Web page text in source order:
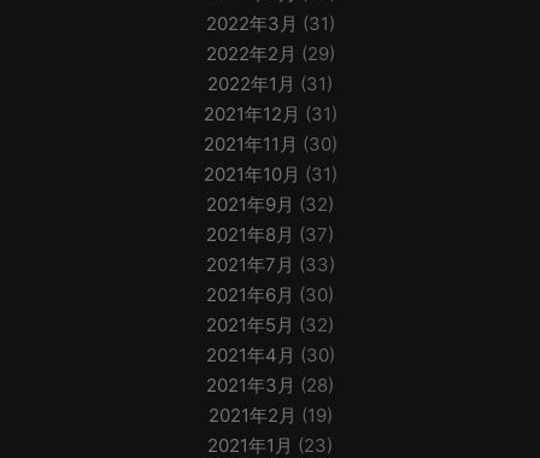
2022年3月 (31)
2022年2月 (29)
2022年1月 (31)
2021年12月 (31)
2021年11月 (30)
2021年10月 (31)
2021年9月 (32)
2021年8月 (37)
2021年7月 (33)
2021年6月 (30)
2021年5月 (32)
2021年4月 (30)
2021年3月 (28)
2021年2月 (19)
2021年1月 (23)